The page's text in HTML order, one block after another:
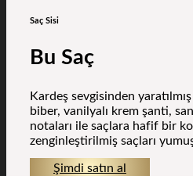
Saç Sisi
Bu Saç
Kardeş sevgisinden
biber, vanilyalı krem şanti,
notaları ile saçlara hafif bir
zenginleştirilmiş saçları
Şimdi satın al